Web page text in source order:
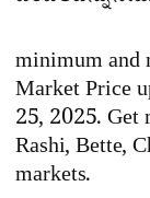
minimum and
Market Price
25, 2025. Get
Rashi, Bette,
markets.